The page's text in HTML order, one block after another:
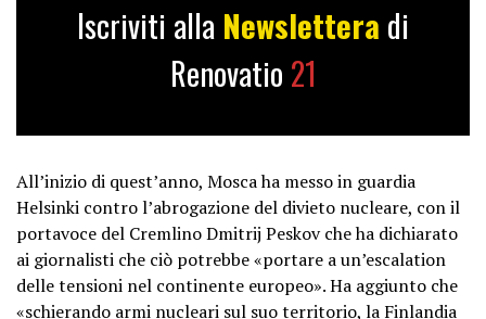
Iscriviti alla Newslettera di
Renovatio 21
All’inizio di quest’anno, Mosca ha messo in guardia
Helsinki contro l’abrogazione del divieto nucleare, con il
portavoce del Cremlino Dmitrij Peskov che ha dichiarato
ai giornalisti che ciò potrebbe «portare a un’escalation
delle tensioni nel continente europeo». Ha aggiunto che
«schierando armi nucleari sul suo territorio, la Finlandia